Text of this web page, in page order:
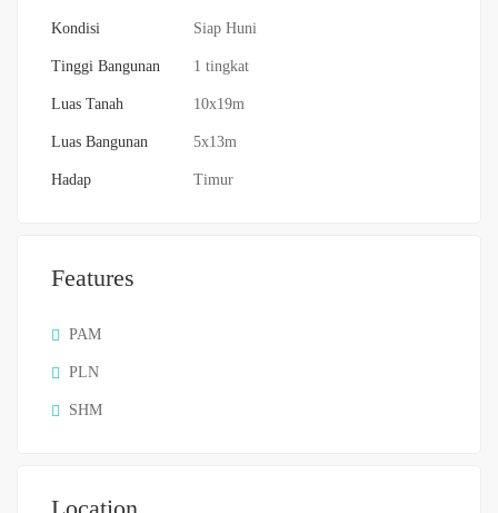
Kondisi Siap Huni
Tinggi Bangunan 1 tingkat
Luas Tanah 10x19m
Luas Bangunan 5x13m
Hadap Timur
Features
PAM
PLN
SHM